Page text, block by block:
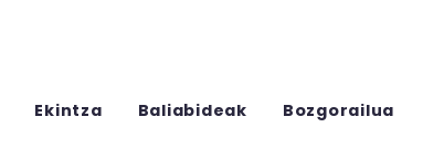
Ekintza Baliabideak Bozgorailua